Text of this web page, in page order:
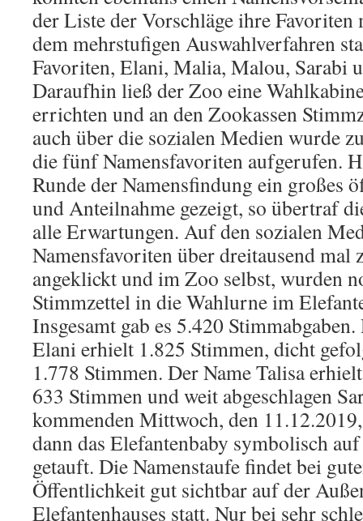
der Liste der Vorschläge ihre Favoriten
dem mehrstufigen Auswahlverfahren
Favoriten, Elani, Malia, Malou, Sarabi
Daraufhin ließ der Zoo eine
errichten und an den Zookassen
auch über die sozialen Medien wurde
die fünf Namensfavoriten aufgerufen.
Runde der Namensfindung ein großes
und Anteilnahme gezeigt, so übertraf
alle Erwartungen. Auf den sozialen
Namensfavoriten über dreitausend mal
angeklickt und im Zoo selbst, wurden
Stimmzettel in die Wahlurne im
Insgesamt gab es 5.420
Elani erhielt 1.825 Stimmen, dicht
1.778 Stimmen. Der Name Talisa
633 Stimmen und weit abgeschlagen
kommenden Mittwoch, den
dann das Elefantenbaby symbolisch
getauft. Die Namenstaufe findet bei
Öffentlichkeit gut sichtbar auf der
Elefantenhauses statt. Nur bei sehr